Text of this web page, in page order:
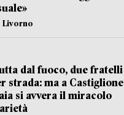
Livorno
dal fuoco, due fratelli
strada: ma a Castiglione
si avvera il miracolo